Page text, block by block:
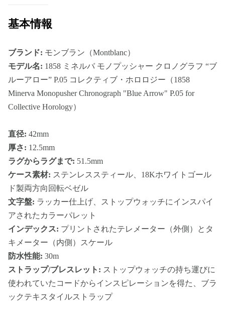
基本情報
ブランド: モンブラン（Montblanc）
モデル名: 1858 ミネルバ モノプッシャー クロノグラフ “ブ
ルーアロー” P.05 コレクティブ・ホロロジー（1858
Minerva Monopusher Chronograph "Blue Arrow" P.05 for
Collective Horology）
直径: 42mm
厚さ: 12.5mm
ラグからラグまで: 51.5mm
ケース素材: ステンレススティール、18Kホワイトゴール
ド製両方向回転ベゼル
文字盤: ラッカー仕上げ、ストップウォッチにインスパイ
アされたカラーパレット
インデックス: プリントされたテレメーター（外側）とタ
キメーター（内側）スケール
防水性能: 30m
ストラップ/ブレスレット: ストップウォッチの持ち運びに
使われていたコードからインスピレーションを得た、ブラ
ックテキスタイルストラップ